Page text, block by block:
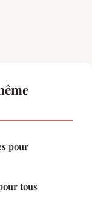
pour
tous